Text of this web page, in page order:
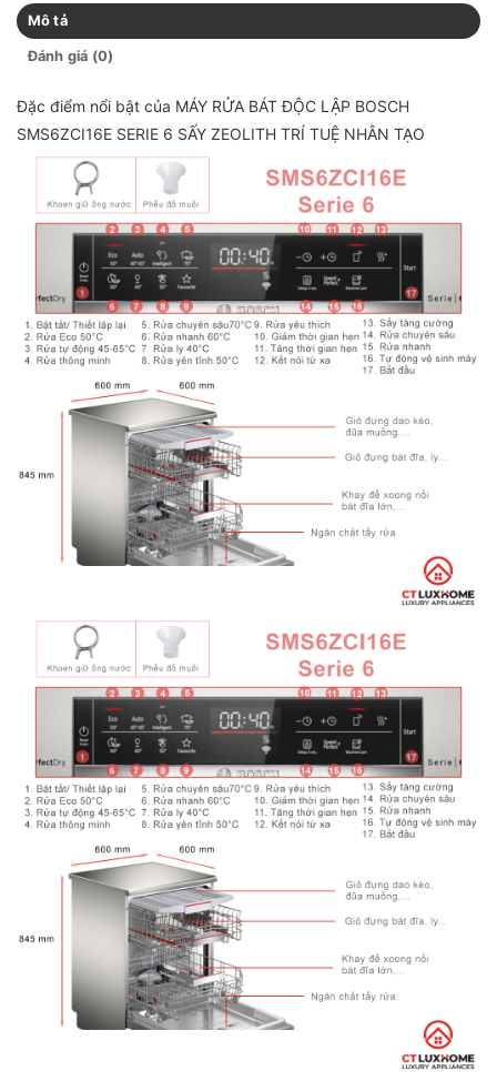
Mô tả
Đánh giá (0)
Đặc điểm nổi bật của MÁY RỬA BÁT ĐỘC LẬP BOSCH
SMS6ZCI16E SERIE 6 SẤY ZEOLITH TRÍ TUỆ NHÂN TẠO